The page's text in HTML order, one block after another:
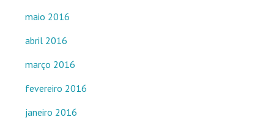
maio 2016
abril 2016
março 2016
fevereiro 2016
janeiro 2016